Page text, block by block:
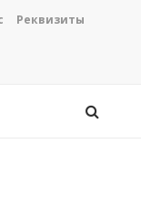
Реквизиты